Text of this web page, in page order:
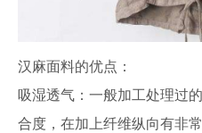
汉麻面料的优点：
吸湿透气：一般加工处理过
合度，在加上纤维纵向有非